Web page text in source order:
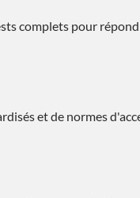
complets pour
et de normes